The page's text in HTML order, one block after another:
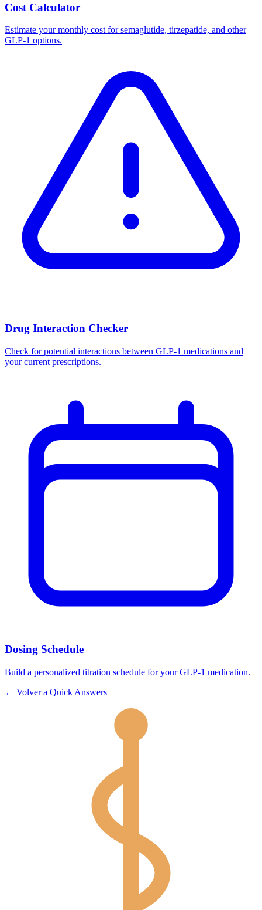
Cost Calculator
Estimate your monthly cost for semaglutide, tirzepatide, and other
GLP-1 options.
Drug Interaction Checker
Check for potential interactions between GLP-1 medications and
your current prescriptions.
Dosing Schedule
Build a personalized titration schedule for your GLP-1 medication.
← Volver a Quick Answers